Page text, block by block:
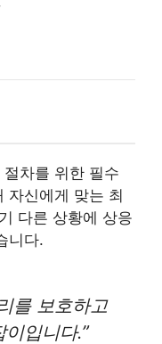
차를 위한 필수
자신에게 맞는 최
다른 상황에 상응
니다.
를 보호하고
입니다.”